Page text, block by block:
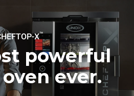
7次长时清洗
X™
powerful
ever.